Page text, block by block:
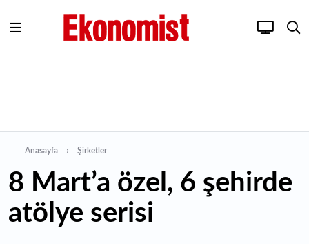
Anasayfa Şirketler
8 Mart’a özel, 6 şehirde
atölye serisi